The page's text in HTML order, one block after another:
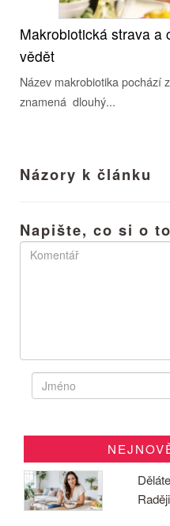
Makrobiotická strava a
vědět
Název makrobiotika pochází
znamená dlouhý...
Názory k článku
Napište, co si o